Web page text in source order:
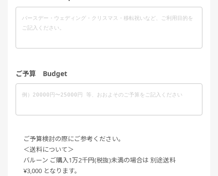
ご予算 Budget
ご予算検討の際にご参考ください。
＜送料について＞
バルーン ご購入1万2千円(税抜)未満の場合は 別途送料
¥3,000 となります。